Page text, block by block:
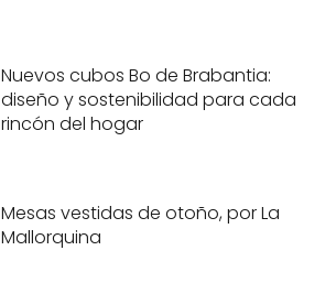
Nuevos cubos Bo de Brabantia:
diseño y sostenibilidad para cada
rincón del hogar
Mesas vestidas de otoño, por La
Mallorquina